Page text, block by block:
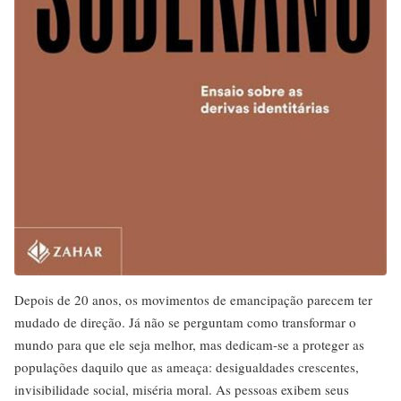
Depois de 20 anos, os movimentos de emancipação parecem ter
mudado de direção. Já não se perguntam como transformar o
mundo para que ele seja melhor, mas dedicam-se a proteger as
populações daquilo que as ameaça: desigualdades crescentes,
invisibilidade social, miséria moral. As pessoas exibem seus